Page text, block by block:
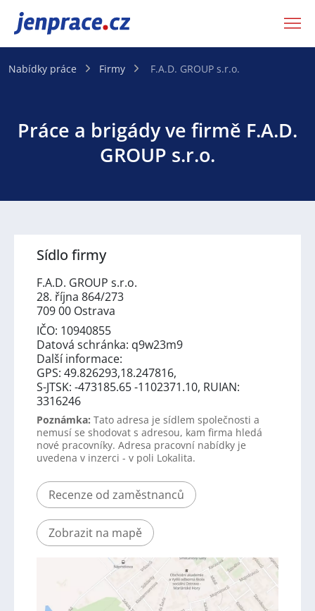
JenPráce.cz
Nabídky práce Firmy F.A.D. GROUP s.r.o.
Práce a brigády ve firmě F.A.D.
GROUP s.r.o.
Sídlo firmy
F.A.D. GROUP s.r.o.
28. října 864/273
709 00 Ostrava
IČO: 10940855
Datová schránka: q9w23m9
Další informace:
GPS: 49.826293,18.247816,
S-JTSK: -473185.65 -1102371.10, RUIAN:
3316246
Poznámka: Tato adresa je sídlem společnosti a
nemusí se shodovat s adresou, kam firma hledá
nové pracovníky. Adresa pracovní nabídky je
uvedena v inzerci - v poli Lokalita.
Recenze od zaměstnanců
Zobrazit na mapě